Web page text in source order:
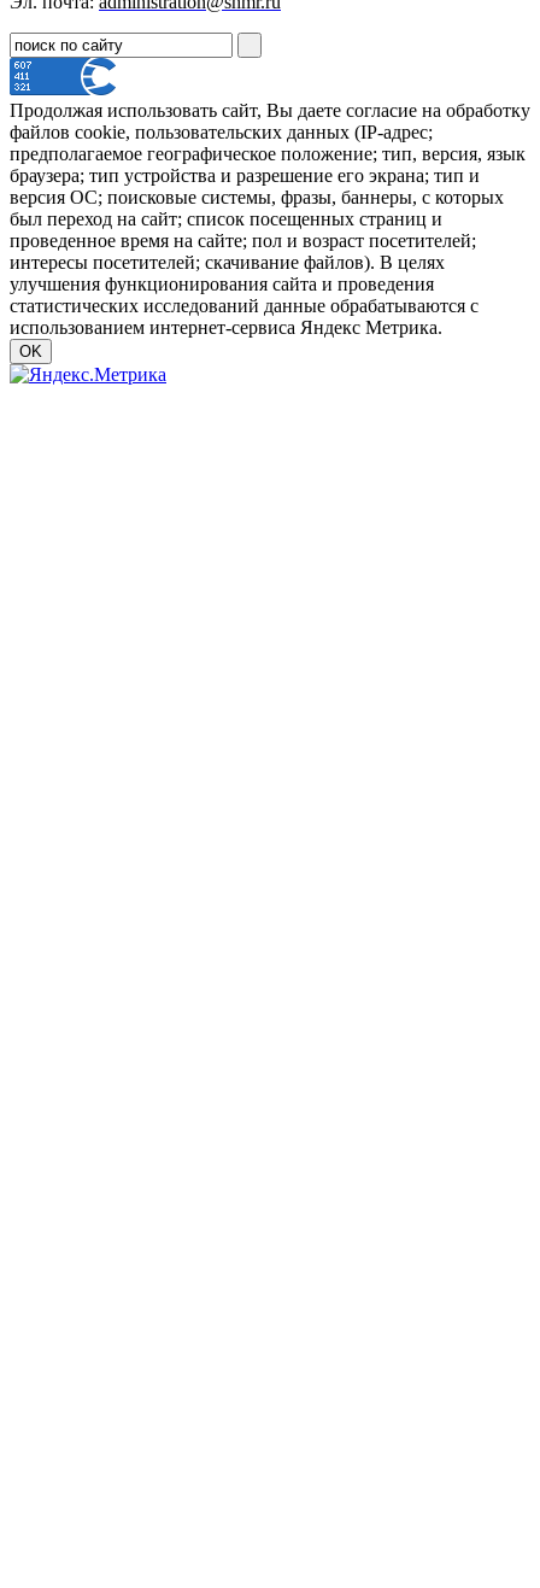
Продолжая использовать сайт, Вы даете согласие на обработку
файлов cookie, пользовательских данных (IP-адрес;
предполагаемое географическое положение; тип, версия, язык
браузера; тип устройства и разрешение его экрана; тип и
версия ОС; поисковые системы, фразы, баннеры, с которых
был переход на сайт; список посещенных страниц и
проведенное время на сайте; пол и возраст посетителей;
интересы посетителей; скачивание файлов). В целях
улучшения функционирования сайта и проведения
статистических исследований данные обрабатываются с
использованием интернет-сервиса Яндекс Метрика.
OK